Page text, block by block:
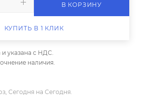
В КОРЗИНУ
КУПИТЬ В 1 КЛИК
указана с НДС.
наличия.
Сегодня на Сегодня.